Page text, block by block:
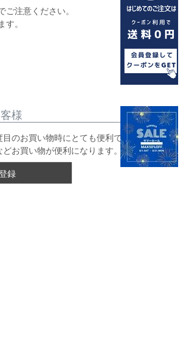
注意ください。
。
様
のお買い物時にとても便利です。
お買い物が便利になります。
録